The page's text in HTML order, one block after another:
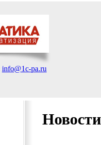
info@1c-pa.ru